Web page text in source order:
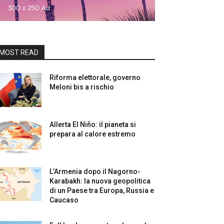
READ
Riforma elettorale, governo
Meloni bis a rischio
Allerta El Niño: il pianeta si
prepara al calore estremo
L’Armenia dopo il Nagorno-
Karabakh: la nuova geopolitica
di un Paese tra Europa, Russia e
Caucaso